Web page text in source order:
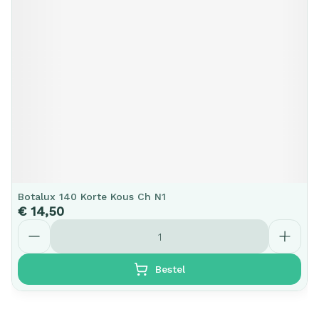
Botalux 140 Korte Kous Ch N1
€ 14,50
Aantal
Bestel